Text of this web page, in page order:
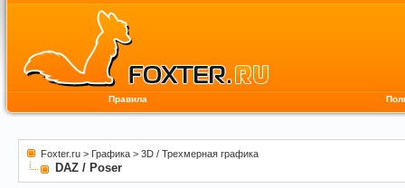
Правила
Foxter.ru > Графика > 3D / Трехмерная графика
DAZ / Poser